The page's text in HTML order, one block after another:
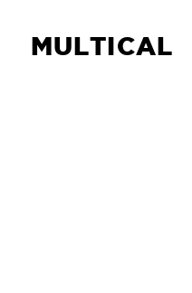
MULTICAL